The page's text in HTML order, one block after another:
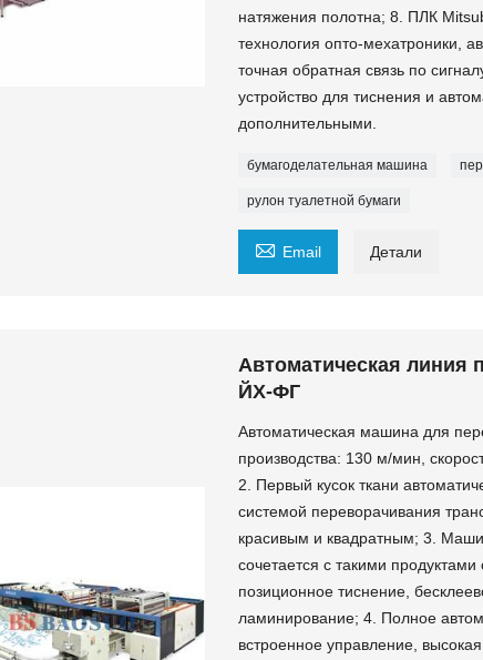
натяжения полотна; 8. ПЛК
технология опто-мехатроники,
точная обратная связь по
устройство для тиснения и
дополнительными.
бумагоделательная машина
рулон туалетной бумаги
 Email Детали
Автоматическая линия
ЙХ-ФГ
Автоматическая машина для
производства: 130 м/мин,
2. Первый кусок ткани
системой переворачивания
красивым и квадратным; 3.
сочетается с такими
позиционное тиснение,
ламинирование; 4. Полное
встроенное управление,